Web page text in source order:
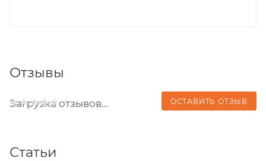
Отзывы
ОСТАВИТЬ ОТЗЫВ
Загрузка отзывов...
Статьи